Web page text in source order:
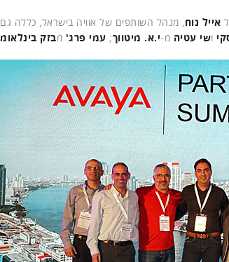
אייל נוח, מנהל השותפים של אוויה בישראל, כללה
ושי עטיה מ-י.א. מיטווך; עמי פרג' מבזק